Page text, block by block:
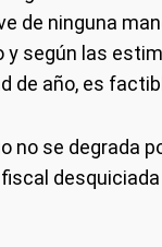
de ninguna
y según las
de año, es
no se degrada